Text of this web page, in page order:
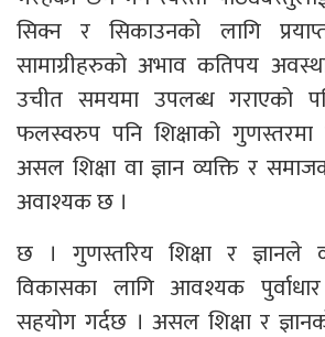
सिक्न र सिकाउनको लागि
सामाग्रीहरुको अभाव कतिपय
उचीत समयमा उपलब्ध गराएको
फलस्वरुप पनि शिक्षाको
असल शिक्षा वा ज्ञान व्यक्ति र
अवाश्यक छ ।
छ । गुणस्तरिय शिक्षा र ज्ञानले
विकासका लागि आवश्यक
सहयोग गर्दछ । असल शिक्षा र